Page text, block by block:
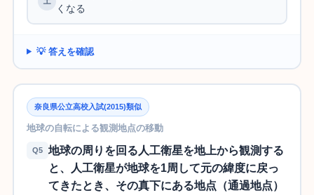
くなる
💡 答えを確認
奈良県公立高校入試(2015)類似
地球の自転による観測地点の移動
Q5
地球の周りを回る人工衛星を地上から観測する
と、人工衛星が地球を1周して元の緯度に戻っ
てきたとき、その真下にある地点（通過地点）